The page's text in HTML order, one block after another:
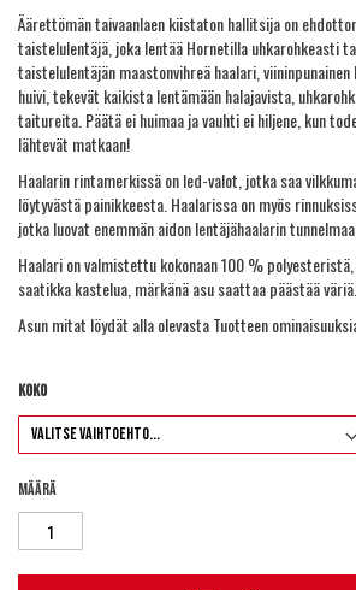
Äärettömän taivaanlaen kiistaton hallitsija on
taistelulentäjä, joka lentää Hornetilla uhkarohkeasti
taistelulentäjän maastonvihreä haalari,
huivi, tekevät kaikista lentämään halajavista,
taitureita. Päätä ei huimaa ja vauhti ei hiljene, kun
lähtevät matkaan!
Haalarin rintamerkissä on led-valot, jotka saa
löytyvästä painikkeesta. Haalarissa on myös
jotka luovat enemmän aidon lentäjähaalarin tunnelmaa.
Haalari on valmistettu kokonaan 100 %
saatikka kastelua, märkänä asu saattaa päästää väriä.
Asun mitat löydät alla olevasta Tuotteen
Koko
Määrä